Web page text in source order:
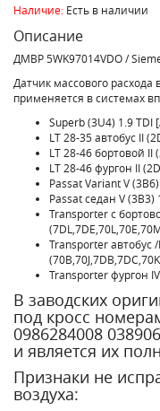
Наличие: Есть в наличии
Описание
ДМВР 5WK97014VDO /
Датчик массового расхода
применяется в системах
Superb (3U4) 1.9 TDI
LT 28-35 автобус II
LT 28-46 бортовой II
LT 28-46 фургон II
Passat Variant V (3B6)
Passat седан V (3B3)
Transporter c
Transporter автобус
Transporter фургон
В заводских
под кросс
0986284008
и является их
Признаки не
воздуха: